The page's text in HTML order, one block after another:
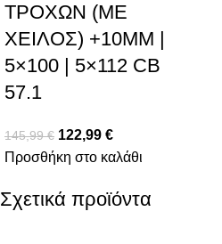
ΤΡΟΧΩΝ (ΜΕ
ΧΕΙΛΟΣ) +10MM |
5×100 | 5×112 CB
57.1
145,99€ 122,99 €
Προσθήκη στο καλάθι
Σχετικά προϊόντα